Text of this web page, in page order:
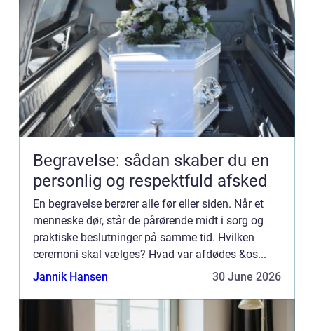
Begravelse: sådan skaber du en
personlig og respektfuld afsked
En begravelse berører alle før eller siden. Når et
menneske dør, står de pårørende midt i sorg og
praktiske beslutninger på samme tid. Hvilken
ceremoni skal vælges? Hvad var afdødes &os...
Jannik Hansen
30 June 2026